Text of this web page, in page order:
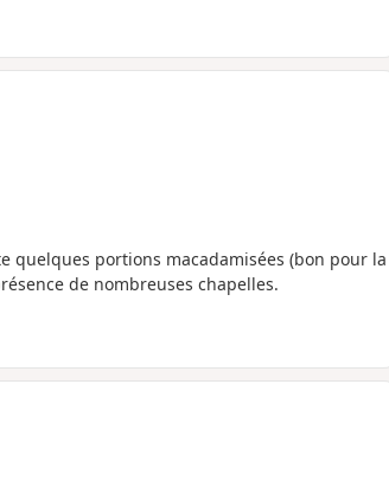
quelques portions macadamisées (bon pour la
de nombreuses chapelles.